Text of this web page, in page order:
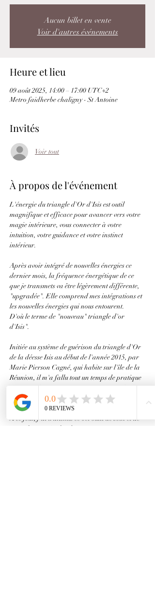
Aucun billet en vente
Voir d'autres événements
Heure et lieu
09 août 2025, 14:00 – 17:00 UTC+2
Metro faidherbe chaligny - St Antoine
Invités
Voir tout
À propos de l'événement
L'énergie du triangle d'Or d'Isis est outil
magnifique et efficace pour avancer vers votre
magie intérieure, vous connecter à votre
intuition, votre guidance et votre instinct
intérieur.
Après avoir intégré de nouvelles énergies ce
dernier mois, la fréquence énergétique de ce
que je transmets va être légèrement différente,
"upgradée". Elle comprend mes intégrations et
les nouvelles énergies qui nous entourent.
D'où le terme de "nouveau" triangle d'or
d'Isis".
Initiée au système de guérison du triangle d'Or
de la déesse Isis au début de l'année 2015, par
Marie Pierson Cagné, qui habite sur l'île de la
Réunion, il m'a fallu tout un temps de pratique
sur moi-même pour pouvoir me sentir prête à
transmettre cette initiation.
A ce jour, j'ai transmis ce bel outil de soin et de
travail sur soi à plus de 400 personnes à travers